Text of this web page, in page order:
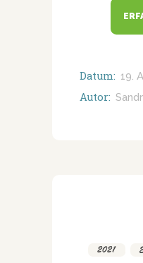
Datum: 19.
Autor:
2021